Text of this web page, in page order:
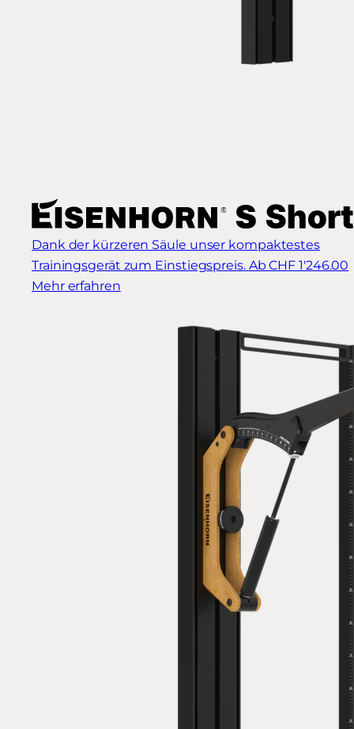
Dank der kürzeren Säule unser kompaktestes
Trainingsgerät zum Einstiegspreis. Ab CHF 1'246.00
Mehr erfahren